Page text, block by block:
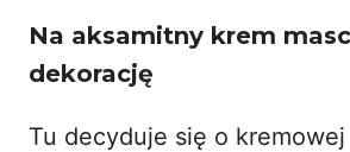
Na aksamitny krem
dekorację
Tu decyduje się o